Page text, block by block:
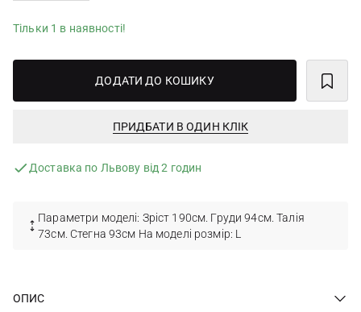
Тільки 1 в наявності!
ДОДАТИ ДО КОШИКУ
ПРИДБАТИ В ОДИН КЛІК
Доставка по Львову від 2 годин
Параметри моделі: Зріст 190см. Груди 94см. Талія
73см. Стегна 93см На моделі розмір: L
ОПИС